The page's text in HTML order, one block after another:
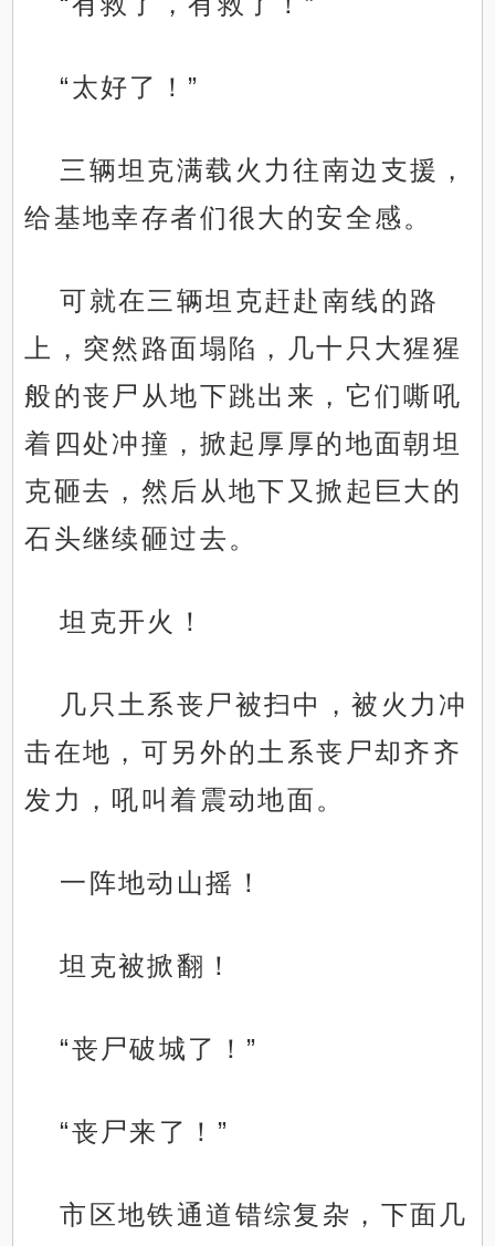
“太好了！”
三辆坦克满载火力往南边支援，
给基地幸存者们很大的安全感。
可就在三辆坦克赶赴南线的路
上，突然路面塌陷，几十只大猩猩
般的丧尸从地下跳出来，它们嘶吼
着四处冲撞，掀起厚厚的地面朝坦
克砸去，然后从地下又掀起巨大的
石头继续砸过去。
坦克开火！
几只土系丧尸被扫中，被火力冲
击在地，可另外的土系丧尸却齐齐
发力，吼叫着震动地面。
一阵地动山摇！
坦克被掀翻！
“丧尸破城了！”
“丧尸来了！”
市区地铁通道错综复杂，下面几